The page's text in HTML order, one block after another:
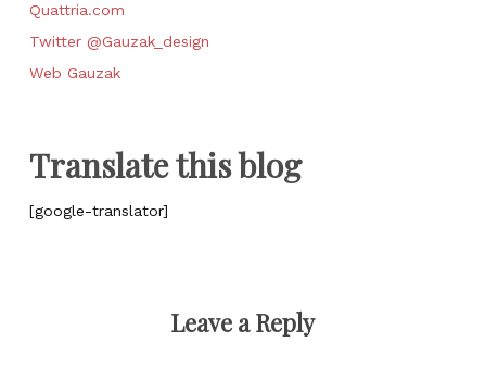
Quattria.com
Twitter @Gauzak_design
Web Gauzak
Translate this blog
[google-translator]
Leave a Reply